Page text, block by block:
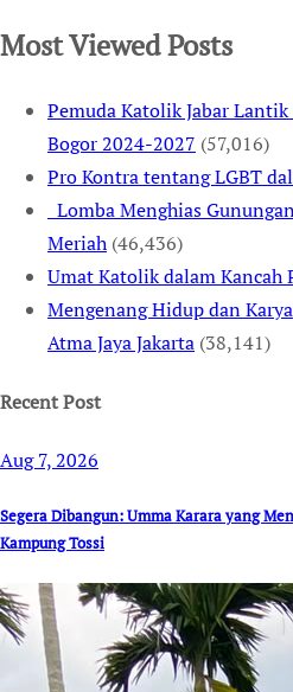
Most Viewed Posts
Pemuda Katolik Jabar
Bogor 2024-2027 (57,016)
Pro Kontra tentang LGBT
Lomba Menghias
Meriah (46,436)
Umat Katolik dalam
Mengenang Hidup dan
Atma Jaya Jakarta (38,141)
Recent Post
Aug 7, 2026
Segera Dibangun: Umma Karara yang
Kampung Tossi